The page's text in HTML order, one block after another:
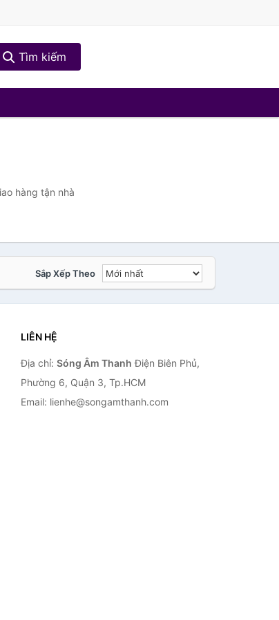
Tìm kiếm
hàng tận nhà
Sắp Xếp Theo
LIÊN HỆ
Địa chỉ: Sóng Âm Thanh Điện Biên Phủ,
Phường 6, Quận 3, Tp.HCM
Email: lienhe@songamthanh.com